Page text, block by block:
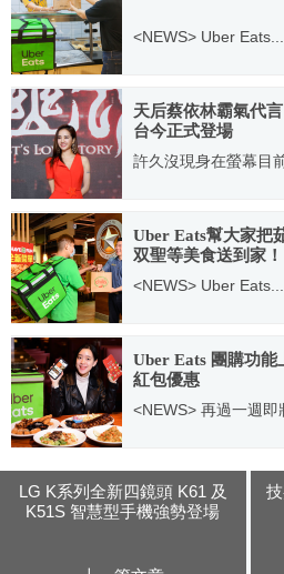
<NEWS> Uber Eats...
2020.07.20
天后蔡依林霸氣代
台今正式登場
許久沒現身在螢幕目
2019.12.12
Uber Eats幫大家把
双聖等美食送到家！
<NEWS> Uber Eats...
2020.09.14
Uber Eats 團購功能
紅包優惠
<NEWS> 再過一週即
LG K系列全新四鏡頭 K61 及
K51S 智慧型手機強勢登場